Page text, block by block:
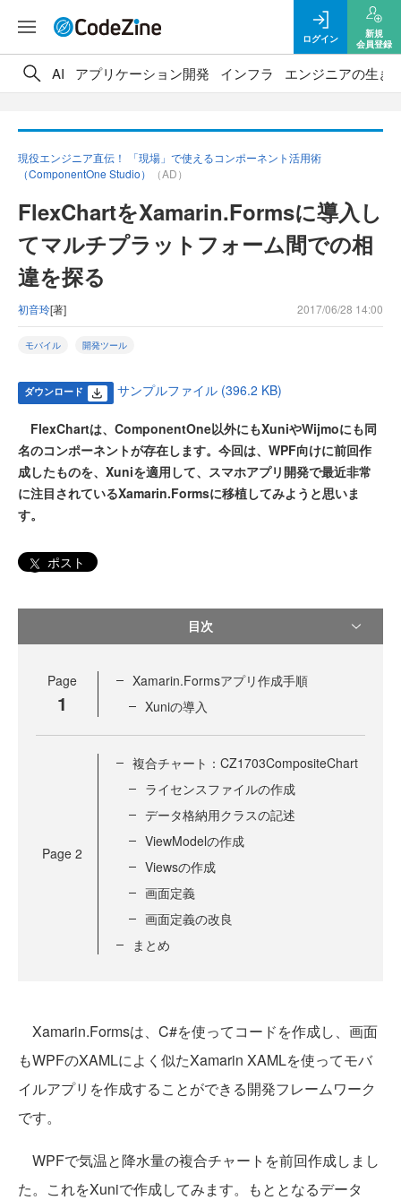
ログイン
新規
会員登録
AI アプリケーション開発 インフラ エンジニアの生き
現役エンジニア直伝！ 「現場」で使えるコンポーネント活用術
（ComponentOne Studio）
（AD）
FlexChartをXamarin.Formsに導入し
てマルチプラットフォーム間での相
違を探る
初音玲[著] 2017/06/28 14:00
モバイル 開発ツール
ダウンロード サンプルファイル (396.2 KB)
FlexChartは、ComponentOne以外にもXuniやWijmoにも同
名のコンポーネントが存在します。今回は、WPF向けに前回作
成したものを、Xuniを適用して、スマホアプリ開発で最近非常
に注目されているXamarin.Formsに移植してみようと思いま
す。
ポスト
目次
Page
1
Xamarin.Formsアプリ作成手順
Xuniの導入
Page 2
複合チャート：CZ1703CompositeChart
ライセンスファイルの作成
データ格納用クラスの記述
ViewModelの作成
Viewsの作成
画面定義
画面定義の改良
まとめ
Xamarin.Formsは、C#を使ってコードを作成し、画面
もWPFのXAMLによく似たXamarin XAMLを使ってモバ
イルアプリを作成することができる開発フレームワーク
です。
WPFで気温と降水量の複合チャートを前回作成しまし
た。これをXuniで作成してみます。もととなるデータ